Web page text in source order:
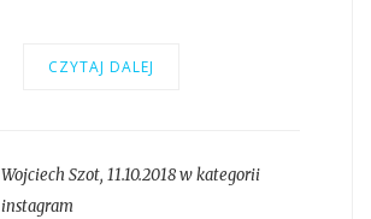
CZYTAJ DALEJ
Wojciech Szot, 11.10.2018 w kategorii
instagram